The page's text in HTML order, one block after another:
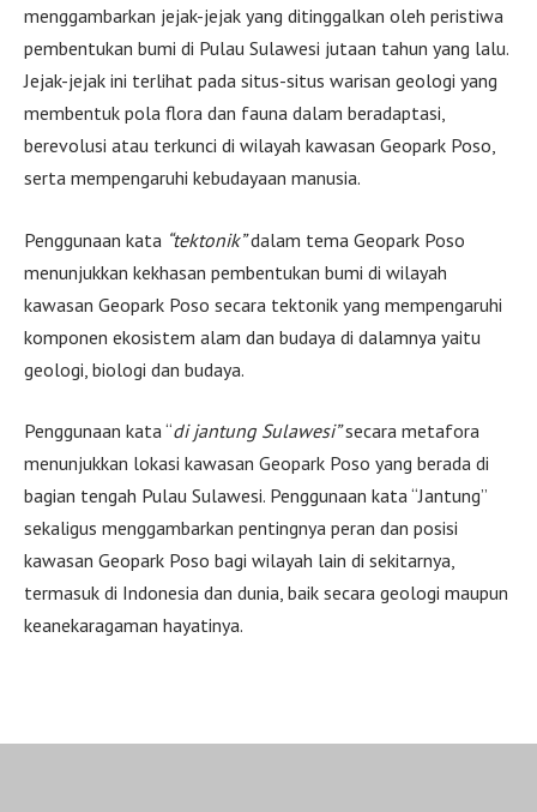
menggambarkan jejak-jejak yang ditinggalkan oleh peristiwa
pembentukan bumi di Pulau Sulawesi jutaan tahun yang lalu.
Jejak-jejak ini terlihat pada situs-situs warisan geologi yang
membentuk pola flora dan fauna dalam beradaptasi,
berevolusi atau terkunci di wilayah kawasan Geopark Poso,
serta mempengaruhi kebudayaan manusia.
Penggunaan kata “tektonik”dalam tema Geopark Poso
menunjukkan kekhasan pembentukan bumi di wilayah
kawasan Geopark Poso secara tektonik yang mempengaruhi
komponen ekosistem alam dan budaya di dalamnya yaitu
geologi, biologi dan budaya.
Penggunaan kata “di jantung Sulawesi”secara metafora
menunjukkan lokasi kawasan Geopark Poso yang berada di
bagian tengah Pulau Sulawesi. Penggunaan kata “Jantung”
sekaligus menggambarkan pentingnya peran dan posisi
kawasan Geopark Poso bagi wilayah lain di sekitarnya,
termasuk di Indonesia dan dunia, baik secara geologi maupun
keanekaragaman hayatinya.